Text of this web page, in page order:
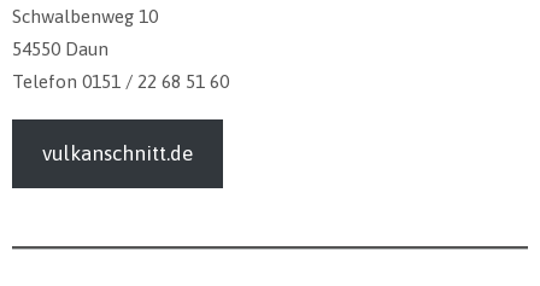
Schwalbenweg 10
54550 Daun
Telefon 0151 / 22 68 51 60
vulkanschnitt.de